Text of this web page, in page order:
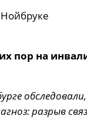
пор на
разрыв